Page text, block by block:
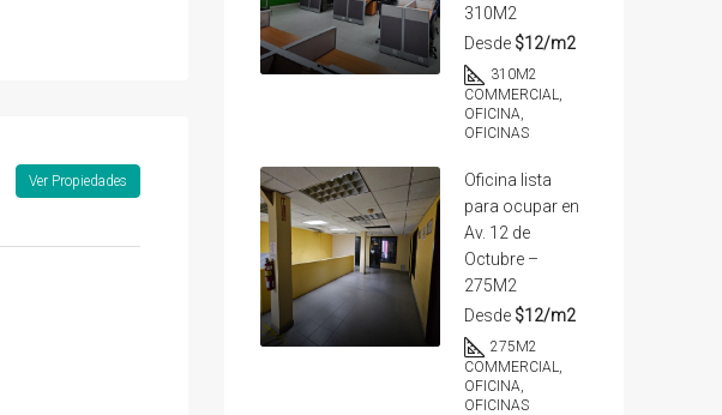
Ver Propiedades
310M2
Desde $12/m2
310M2
COMMERCIAL,
OFICINA,
OFICINAS
Oficina lista
para ocupar en
Av. 12 de
Octubre –
275M2
Desde $12/m2
275M2
COMMERCIAL,
OFICINA,
OFICINAS